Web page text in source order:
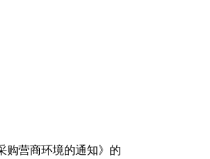
营商环境的通知》的